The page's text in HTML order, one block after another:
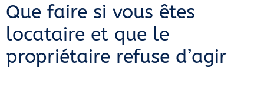
Que faire si vous êtes
locataire et que le
propriétaire refuse d’agir